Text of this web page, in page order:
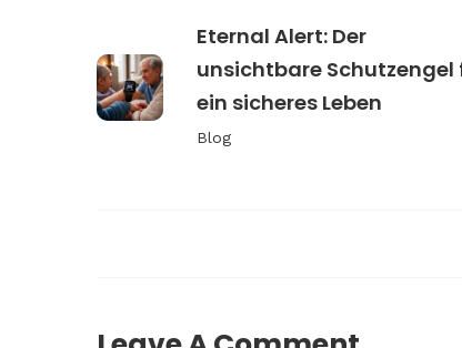
Eternal Alert: Der
unsichtbare Schutzengel
ein sicheres Leben
Blog